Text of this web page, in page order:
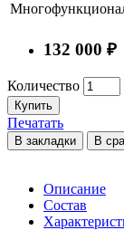
132 000 ₽
Количество
Купить
Печатать
В закладки В
Описание
Состав